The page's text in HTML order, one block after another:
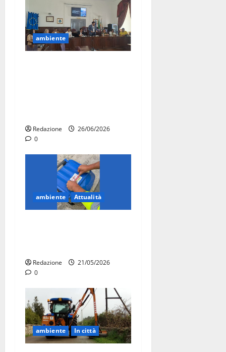
ambiente
Redazione
26/06/2026
0
ambiente Attualità
Redazione
21/05/2026
0
ambiente In città